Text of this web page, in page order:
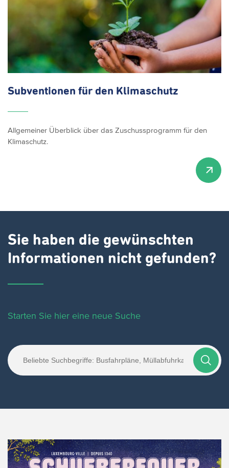
Subventionen für den Klimaschutz
Allgemeiner Überblick über das Zuschussprogramm für den
Klimaschutz.
Sie haben die gewünschten
Informationen nicht gefunden?
Starten Sie hier eine neue Suche